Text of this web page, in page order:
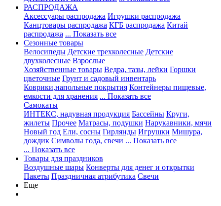
РАСПРОДАЖА
Аксессуары распродажа Игрушки распродажа
Канцтовары распродажа КГБ распродажа Китай
распродажа ... Показать все
Сезонные товары
Велосипеды Детские трехколесные Детские
двухколесные Взрослые
Хозяйственные товары Ведра, тазы, лейки Горшки
цветочные Грунт и садовый инвентарь
Коврики,напольные покрытия Контейнеры пищевые,
емкости для хранения ... Показать все
Самокаты
ИНТЕКС, надувная продукция Бассейны Круги,
жилеты Прочее Матрасы, подушки Нарукавники, мячи
Новый год Ели, сосны Гирлянды Игрушки Мишура,
дождик Символы года, свечи ... Показать все
... Показать все
Товары для праздников
Воздушные шары Конверты для денег и открытки
Пакеты Праздничная атрибутика Свечи
Еще